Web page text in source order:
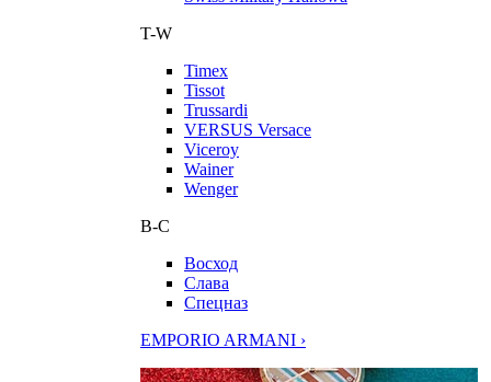
T-W
Timex
Tissot
Trussardi
VERSUS Versace
Viceroy
Wainer
Wenger
В-С
Восход
Слава
Спецназ
EMPORIO ARMANI ›